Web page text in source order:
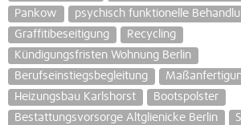
Pankow
psychisch funktionelle
Graffitibeseitigung
Recycling
Kündigungsfristen Wohnung Berlin
Berufseinstiegsbegleitung
Heizungsbau Karlshorst
Bootspolster
Bestattungsvorsorge Altglienicke Berlin